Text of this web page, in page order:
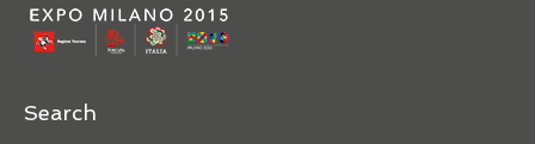
Search